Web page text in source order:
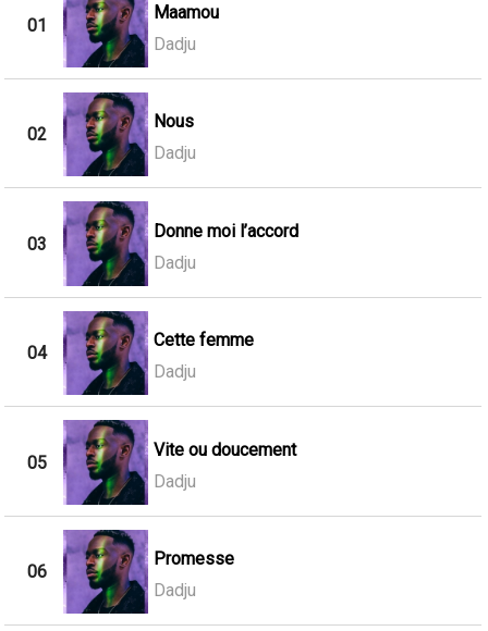
01
Maamou
Dadju
02
Nous
Dadju
03
Donne moi l’accord
Dadju
04
Cette femme
Dadju
05
Vite ou doucement
Dadju
06
Promesse
Dadju